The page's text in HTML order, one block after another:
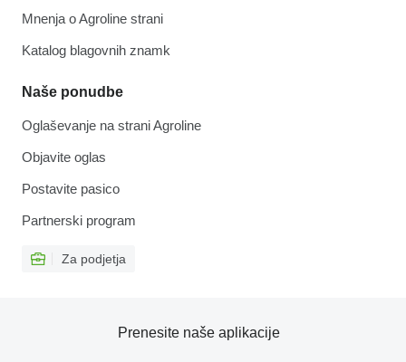
Mnenja o Agroline strani
Katalog blagovnih znamk
Naše ponudbe
Oglaševanje na strani Agroline
Objavite oglas
Postavite pasico
Partnerski program
Za podjetja
Prenesite naše aplikacije